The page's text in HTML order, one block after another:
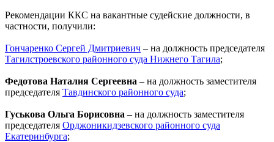
Рекомендации ККС на вакантные судейские должности, в
частности, получили:
Гончаренко Сергей Дмитриевич – на должность председателя
Тагилстроевского районного суда Нижнего Тагила;
Федотова Наталия Сергеевна – на должность заместителя
председателя Тавдинского районного суда;
Гуськова Ольга Борисовна – на должность заместителя
председателя Орджоникидзевского районного суда
Екатеринбурга;